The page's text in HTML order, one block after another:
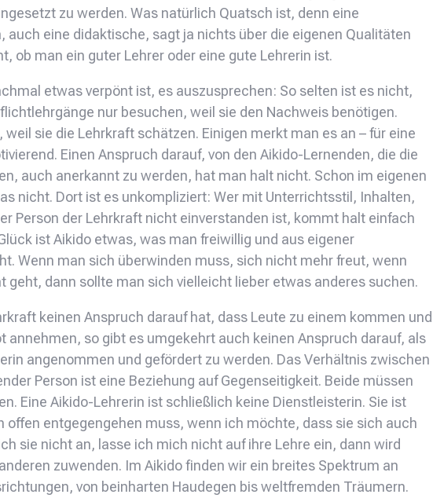
zu werden. Was natürlich Quatsch ist, denn eine
auch eine didaktische, sagt ja nichts über die eigenen Qualitäten
ob man ein guter Lehrer oder eine gute Lehrerin ist.
etwas verpönt ist, es auszusprechen: So selten ist es nicht,
nur besuchen, weil sie den Nachweis benötigen.
sie die Lehrkraft schätzen. Einigen merkt man es an – für eine
Einen Anspruch darauf, von den Aikido-Lernenden, die die
auch anerkannt zu werden, hat man halt nicht. Schon im eigenen
nicht. Dort ist es unkompliziert: Wer mit Unterrichtsstil, Inhalten,
Person der Lehrkraft nicht einverstanden ist, kommt halt einfach
ist Aikido etwas, was man freiwillig und aus eigener
Wenn man sich überwinden muss, sich nicht mehr freut, wenn
geht, dann sollte man sich vielleicht lieber etwas anderes suchen.
keinen Anspruch darauf hat, dass Leute zu einem kommen und
annehmen, so gibt es umgekehrt auch keinen Anspruch darauf, als
angenommen und gefördert zu werden. Das Verhältnis zwischen
Person ist eine Beziehung auf Gegenseitigkeit. Beide müssen
Eine Aikido-Lehrerin ist schließlich keine Dienstleisterin. Sie ist
offen entgegengehen muss, wenn ich möchte, dass sie sich auch
sie nicht an, lasse ich mich nicht auf ihre Lehre ein, dann wird
zuwenden. Im Aikido finden wir ein breites Spektrum an
von beinharten Haudegen bis weltfremden Träumern.